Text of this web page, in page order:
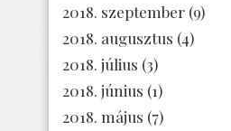
2018. szeptember (9)
2018. augusztus (4)
2018. július (3)
2018. június (1)
2018. május (7)